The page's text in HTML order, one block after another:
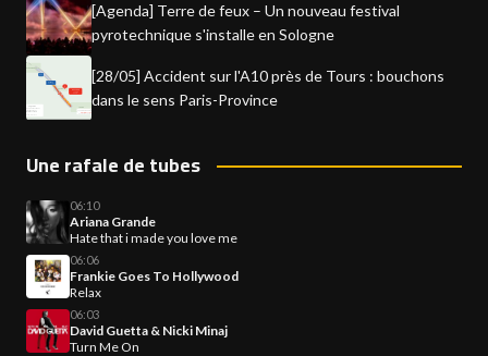
[Agenda] Terre de feux – Un nouveau festival
pyrotechnique s'installe en Sologne
[28/05] Accident sur l'A10 près de Tours : bouchons
dans le sens Paris-Province
Une rafale de tubes
06:10
Ariana Grande
Hate that i made you love me
06:06
Frankie Goes To Hollywood
Relax
06:03
David Guetta & Nicki Minaj
Turn Me On